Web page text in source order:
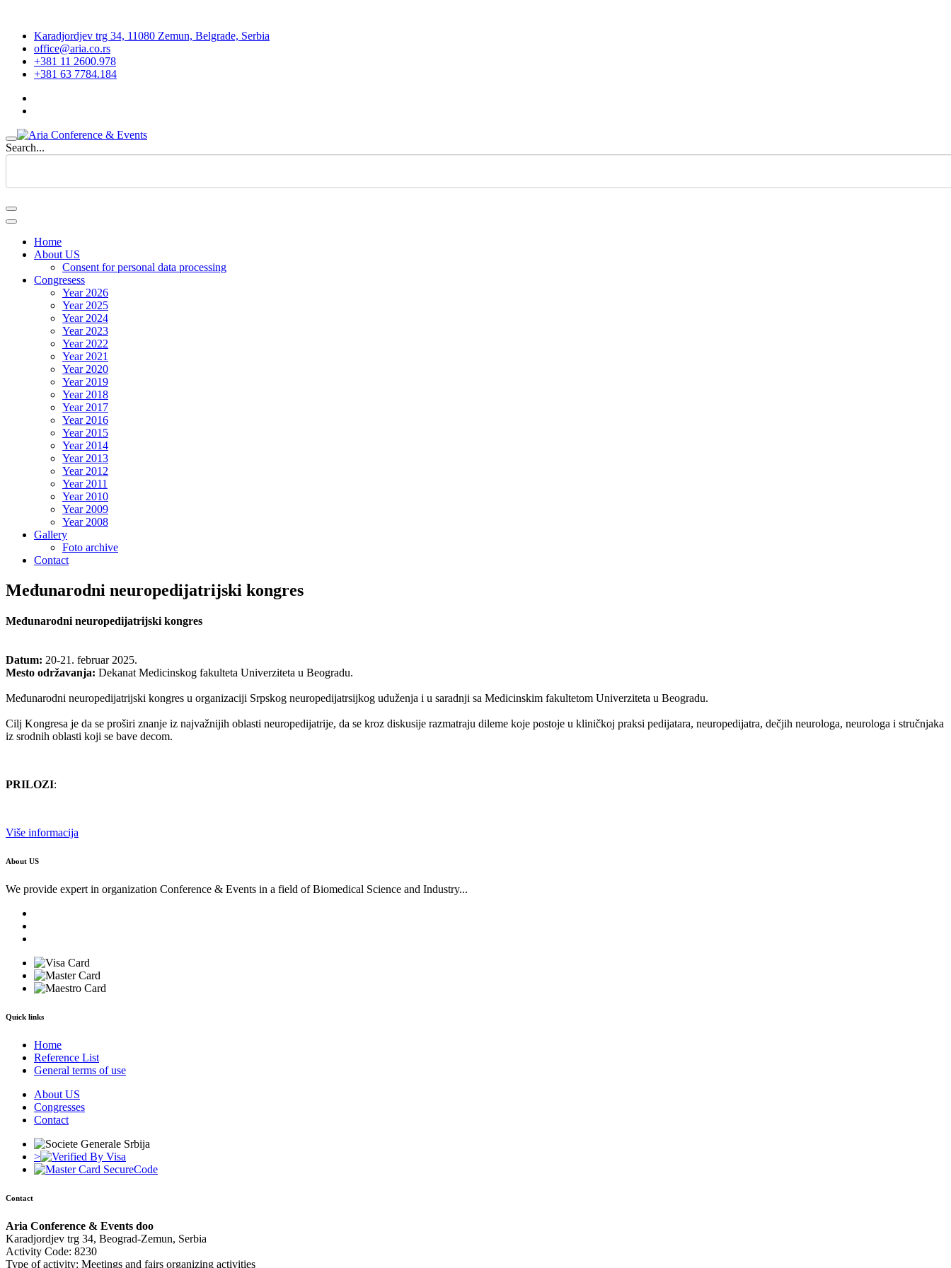
Karadjordjev trg 34, 11080 Zemun, Belgrade, Serbia
office@aria.co.rs
+381 11 2600.978
+381 63 7784.184
Search...
Home
About US
Consent for personal data processing
Congresess
Year 2026
Year 2025
Year 2024
Year 2023
Year 2022
Year 2021
Year 2020
Year 2019
Year 2018
Year 2017
Year 2016
Year 2015
Year 2014
Year 2013
Year 2012
Year 2011
Year 2010
Year 2009
Year 2008
Gallery
Foto archive
Contact
Međunarodni neuropedijatrijski kongres
Međunarodni neuropedijatrijski kongres
Datum: 20-21. februar 2025.
Mesto održavanja: Dekanat Medicinskog fakulteta Univerziteta u Beogradu.
Međunarodni neuropedijatrijski kongres u organizaciji Srpskog neuropedijatrsijkog uduženja i u saradnji sa Medicinskim fakultetom Univerziteta u Beogradu.
Cilj Kongresa je da se proširi znanje iz najvažnijih oblasti neuropedijatrije, da se kroz diskusije razmatraju dileme koje postoje u kliničkoj praksi pedijatara, neuropedijatra, dečjih neurologa, neurologa i stručnjaka
iz srodnih oblasti koji se bave decom.
PRILOZI:
Više informacija
About US
We provide expert in organization Conference & Events in a field of Biomedical Science and Industry...
Quick links
Home
Reference List
General terms of use
About US
Congresses
Contact
>
Contact
Aria Conference & Events doo
Karadjordjev trg 34, Beograd-Zemun, Serbia
Activity Code: 8230
Type of activity: Meetings and fairs organizing activities